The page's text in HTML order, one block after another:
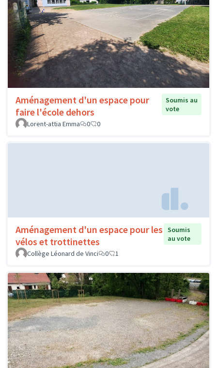
Aménagement d'un espace pour
faire l'école dehors
Soumis au
vote
Lorent-attia Emma
0 0
Aménagement d'un espace pour les
vélos et trottinettes
Soumis
au vote
Collège Léonard de Vinci
0 1